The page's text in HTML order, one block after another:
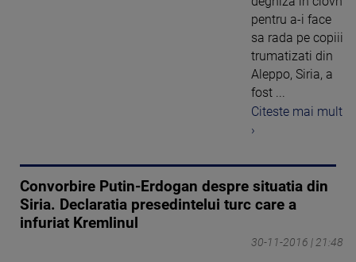
pentru a-i face
sa rada pe copiii
trumatizati din
Aleppo, Siria, a
fost ...
Citeste mai mult
›
Convorbire Putin-Erdogan despre situatia din
Siria. Declaratia presedintelui turc care a
infuriat Kremlinul
30-11-2016 | 21:48